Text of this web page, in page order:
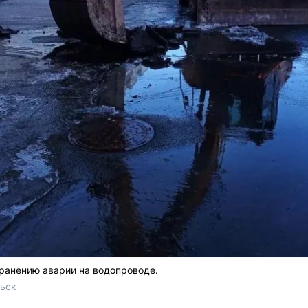
аварии на водопроводе.